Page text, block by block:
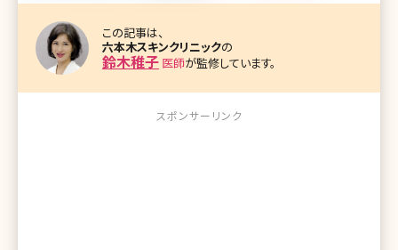
この記事は、
六本木スキンクリニックの
鈴木稚子 医師が監修しています。
スポンサーリンク